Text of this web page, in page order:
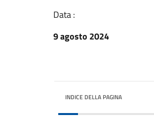
Data :
9 agosto 2024
INDICE DELLA PAGINA